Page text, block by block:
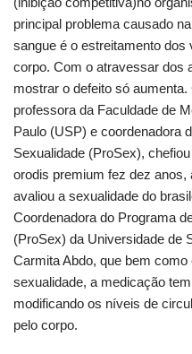
principal problema causado
sangue é o estreitamento
corpo. Com o atravessar dos
mostrar o defeito só
professora da Faculdade de
Paulo (USP) e coordenadora
Sexualidade (ProSex),
orodis premium fez dez
avaliou a sexualidade do
Coordenadora do Programa
(ProSex) da Universidade de
Carmita Abdo, que bem
sexualidade, a medicação
modificando os níveis de
pelo corpo.